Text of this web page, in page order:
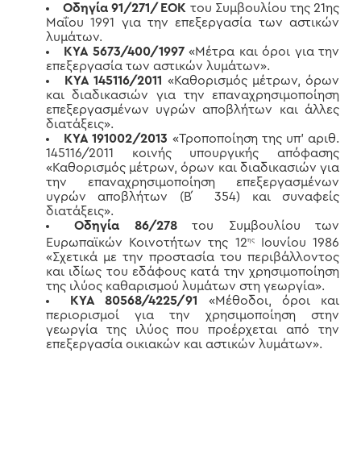
Οδηγία 91/271/ΕΟΚ του Συμβουλίου της 21ης
Μαΐου 1991 για την επεξεργασία των αστικών
λυμάτων.
ΚΥΑ 5673/400/1997«Μέτρα και όροι για την
επεξεργασία των αστικών λυμάτων».
ΚΥΑ 145116/2011 «Καθορισμός μέτρων, όρων
και διαδικασιών για την επαναχρησιμοποίηση
επεξεργασμένων υγρών αποβλήτων και άλλες
διατάξεις».
KYA 191002/2013 «Τροποποίηση της υπ’ αριθ.
145116/2011 κοινής υπουργικής απόφασης
«Καθορισμός μέτρων, όρων και διαδικασιών για
την επαναχρησιμοποίηση επεξεργασμένων
υγρών αποβλήτων (Β ́ 354) και συναφείς
διατάξεις».
Οδηγία 86/278του Συμβουλίου των
Ευρωπαϊκών Κοινοτήτων της 12ηςΙουνίου 1986
«Σχετικά με την προστασία του περιβάλλοντος
και ιδίως του εδάφους κατά την χρησιμοποίηση
της ιλύος καθαρισμού λυμάτων στη γεωργία».
ΚΥΑ 80568/4225/91
«Μέθοδοι, όροι και
περιορισμοί για την χρησιμοποίηση στην
γεωργία της ιλύος που προέρχεται από την
επεξεργασία οικιακών και αστικών λυμάτων».